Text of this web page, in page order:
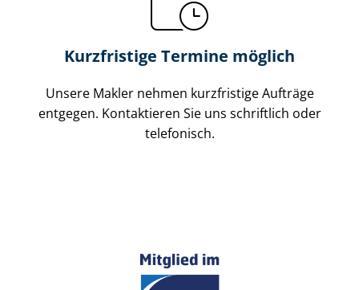
Kurzfristige Termine möglich
Unsere Makler nehmen kurzfristige Aufträge
entgegen. Kontaktieren Sie uns schriftlich oder
telefonisch.